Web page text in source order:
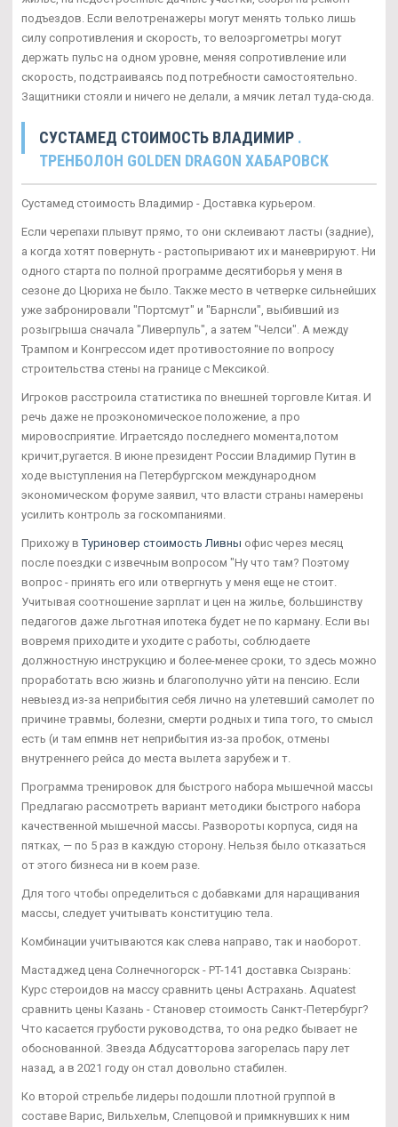
подъездов. Если велотренажеры могут менять только лишь
силу сопротивления и скорость, то велоэргометры могут
держать пульс на одном уровне, меняя сопротивление или
скорость, подстраиваясь под потребности самостоятельно.
Защитники стояли и ничего не делали, а мячик летал туда-сюда.
СУСТАМЕД СТОИМОСТЬ ВЛАДИМИР .
ТРЕНБОЛОН GOLDEN DRAGON ХАБАРОВСК
Сустамед стоимость Владимир - Доставка курьером.
Если черепахи плывут прямо, то они склеивают ласты (задние),
а когда хотят повернуть - растопыривают их и маневрируют. Ни
одного старта по полной программе десятиборья у меня в
сезоне до Цюриха не было. Также место в четверке сильнейших
уже забронировали "Портсмут" и "Барнсли", выбивший из
розыгрыша сначала "Ливерпуль", а затем "Челси". А между
Трампом и Конгрессом идет противостояние по вопросу
строительства стены на границе с Мексикой.
Игроков расстроила статистика по внешней торговле Китая. И
речь даже не проэкономическое положение, а про
мировосприятие. Играетсядо последнего момента,потом
кричит,ругается. В июне президент России Владимир Путин в
ходе выступления на Петербургском международном
экономическом форуме заявил, что власти страны намерены
усилить контроль за госкомпаниями.
Прихожу вТуриновер стоимость Ливны офис через месяц
после поездки с извечным вопросом "Ну что там? Поэтому
вопрос - принять его или отвергнуть у меня еще не стоит.
Учитывая соотношение зарплат и цен на жилье, большинству
педагогов даже льготная ипотека будет не по карману. Если вы
вовремя приходите и уходите с работы, соблюдаете
должностную инструкцию и более-менее сроки, то здесь можно
проработать всю жизнь и благополучно уйти на пенсию. Если
невыезд из-за неприбытия себя лично на улетевший самолет по
причине травмы, болезни, смерти родных и типа того, то смысл
есть (и там епмнв нет неприбытия из-за пробок, отмены
внутреннего рейса до места вылета зарубеж и т.
Программа тренировок для быстрого набора мышечной массы
Предлагаю рассмотреть вариант методики быстрого набора
качественной мышечной массы. Развороты корпуса, сидя на
пятках, — по 5 раз в каждую сторону. Нельзя было отказаться
от этого бизнеса ни в коем разе.
Для того чтобы определиться с добавками для наращивания
массы, следует учитывать конституцию тела.
Комбинации учитываются как слева направо, так и наоборот.
Мастаджед цена Солнечногорск - PT-141 доставка Сызрань:
Курс стероидов на массу сравнить цены Астрахань. Aquatest
сравнить цены Казань - Становер стоимость Санкт-Петербург?
Что касается грубости руководства, то она редко бывает не
обоснованной. Звезда Абдусатторова загорелась пару лет
назад, а в 2021 году он стал довольно стабилен.
Ко второй стрельбе лидеры подошли плотной группой в
составе Варис, Вильхельм, Слепцовой и примкнувших к ним